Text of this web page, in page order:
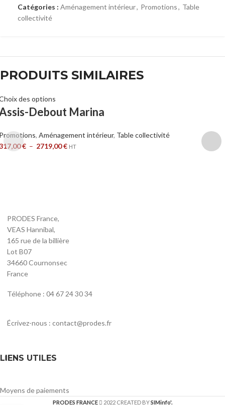
Catégories : Aménagement intérieur, Promotions, Table
collectivité
PRODUITS SIMILAIRES
des options
Debout Marina
,Aménagement intérieur, Table collectivité
€ – 2719,00€ HT
PRODES France,
VEAS Hannibal,
165 rue de la billière
Lot B07
34660 Cournonsec
France
Téléphone : 04 67 24 30 34
Écrivez-nous : contact@prodes.fr
LIENS UTILES
Moyens de paiements
PRODES FRANCE 2022 CREATED BYSIMinfo'.